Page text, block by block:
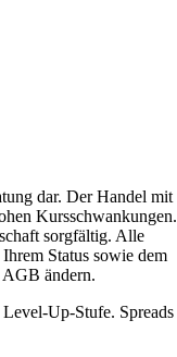
dar. Der Handel mit
Kursschwankungen.
sorgfältig. Alle
Status sowie dem
AGB ändern.
Up-Stufe. Spreads